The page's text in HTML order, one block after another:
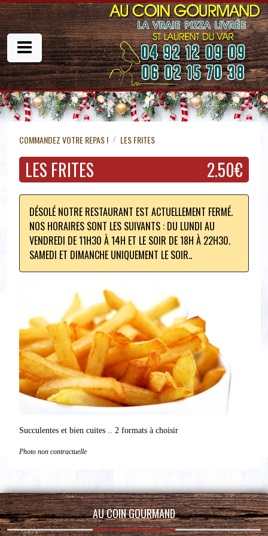
COMMANDEZ VOTRE REPAS ! LES FRITES
LES FRITES 2.50€
DÉSOLÉ NOTRE RESTAURANT EST ACTUELLEMENT FERMÉ.
NOS HORAIRES SONT LES SUIVANTS : DU LUNDI AU
VENDREDI DE 11H30 À 14H ET LE SOIR DE 18H À 22H30.
SAMEDI ET DIMANCHE UNIQUEMENT LE SOIR..
Succulentes et bien cuites .. 2 formats à choisir
Photo non contractuelle
AU COIN GOURMAND